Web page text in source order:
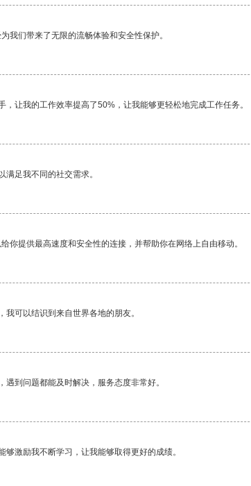
我们带来了无限的流畅体验和安全性保护。
，让我的工作效率提高了50%，让我能够更轻松地完成工作任务。
足我不同的社交需求。
你提供最高速度和安全性的连接，并帮助你在网络上自由移动。
可以结识到来自世界各地的朋友。
到问题都能及时解决，服务态度非常好。
激励我不断学习，让我能够取得更好的成绩。